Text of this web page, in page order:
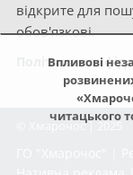
Впливові
читацького
відкрите для
обов'язкові.
Політика
© Хмарочос | 2025